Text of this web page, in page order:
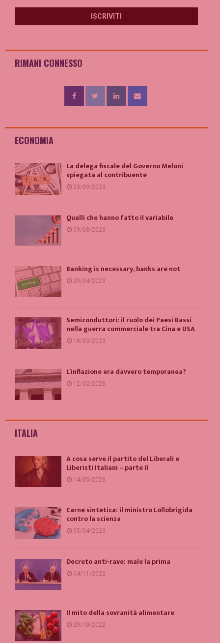
RIMANI CONNESSO
ECONOMIA
La delega fiscale del Governo Meloni
spiegata al contribuente
23/09/2023
Quelli che hanno fatto il variabile
09/08/2023
Banking is necessary, banks are not
29/04/2023
Semiconduttori: il ruolo dei Paesi Bassi
nella guerra commerciale tra Cina e USA
18/03/2023
L’inflazione era davvero temporanea?
12/02/2023
ITALIA
A cosa serve il partito del Liberali e
Liberisti Italiani – parte II
14/05/2023
Carne sintetica: il ministro Lollobrigida
contro la scienza
05/04/2023
Decreto anti-rave: male la prima
04/11/2022
Il mito della sovranità alimentare
29/10/2022